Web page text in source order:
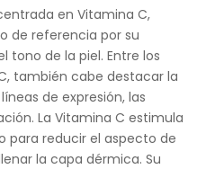
en Vitamina C,
de referencia por su
tono de la piel. Entre los
también cabe destacar la
de expresión, las
La Vitamina C estimula
para reducir el aspecto de
la capa dérmica. Su